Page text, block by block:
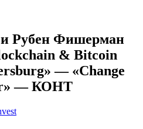
Рубен Фишерман
& Bitcoin
— «Change
— КОНТ